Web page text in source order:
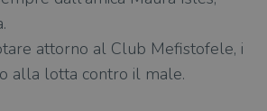
attorno al Club Mefistofele, i
alla lotta contro il male.